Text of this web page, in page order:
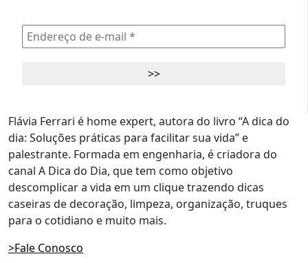
Flávia Ferrari é home expert, autora do livro “A dica do
dia: Soluções práticas para facilitar sua vida” e
palestrante. Formada em engenharia, é criadora do
canal A Dica do Dia, que tem como objetivo
descomplicar a vida em um clique trazendo dicas
caseiras de decoração, limpeza, organização, truques
para o cotidiano e muito mais.
>Fale Conosco